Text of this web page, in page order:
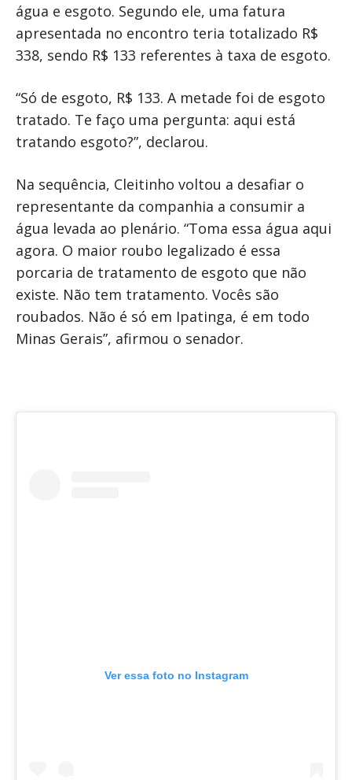
água e esgoto. Segundo ele, uma fatura
apresentada no encontro teria totalizado R$
338, sendo R$ 133 referentes à taxa de esgoto.
“Só de esgoto, R$ 133. A metade foi de esgoto
tratado. Te faço uma pergunta: aqui está
tratando esgoto?”, declarou.
Na sequência, Cleitinho voltou a desafiar o
representante da companhia a consumir a
água levada ao plenário. “Toma essa água aqui
agora. O maior roubo legalizado é essa
porcaria de tratamento de esgoto que não
existe. Não tem tratamento. Vocês são
roubados. Não é só em Ipatinga, é em todo
Minas Gerais”, afirmou o senador.
Ver essa foto no Instagram